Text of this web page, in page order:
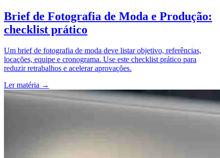
Brief de Fotografia de Moda e Produção:
checklist prático
Um brief de fotografia de moda deve listar objetivo, referências,
locações, equipe e cronograma. Use este checklist prático para
reduzir retrabalhos e acelerar aprovações.
Ler matéria →